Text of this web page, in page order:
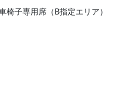
子専用席（B指定エリア）